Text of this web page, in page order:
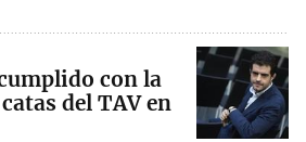
con la
del TAV en